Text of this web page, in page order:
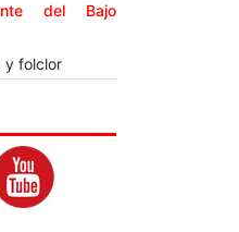
del Bajo
y folclor